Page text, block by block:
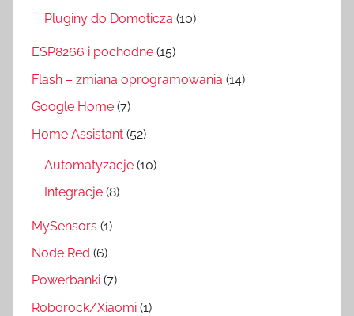
Pluginy do Domoticza (10)
ESP8266 i pochodne (15)
Flash – zmiana oprogramowania (14)
Google Home (7)
Home Assistant (52)
Automatyzacje (10)
Integracje (8)
MySensors (1)
Node Red (6)
Powerbanki (7)
Roborock/Xiaomi (1)